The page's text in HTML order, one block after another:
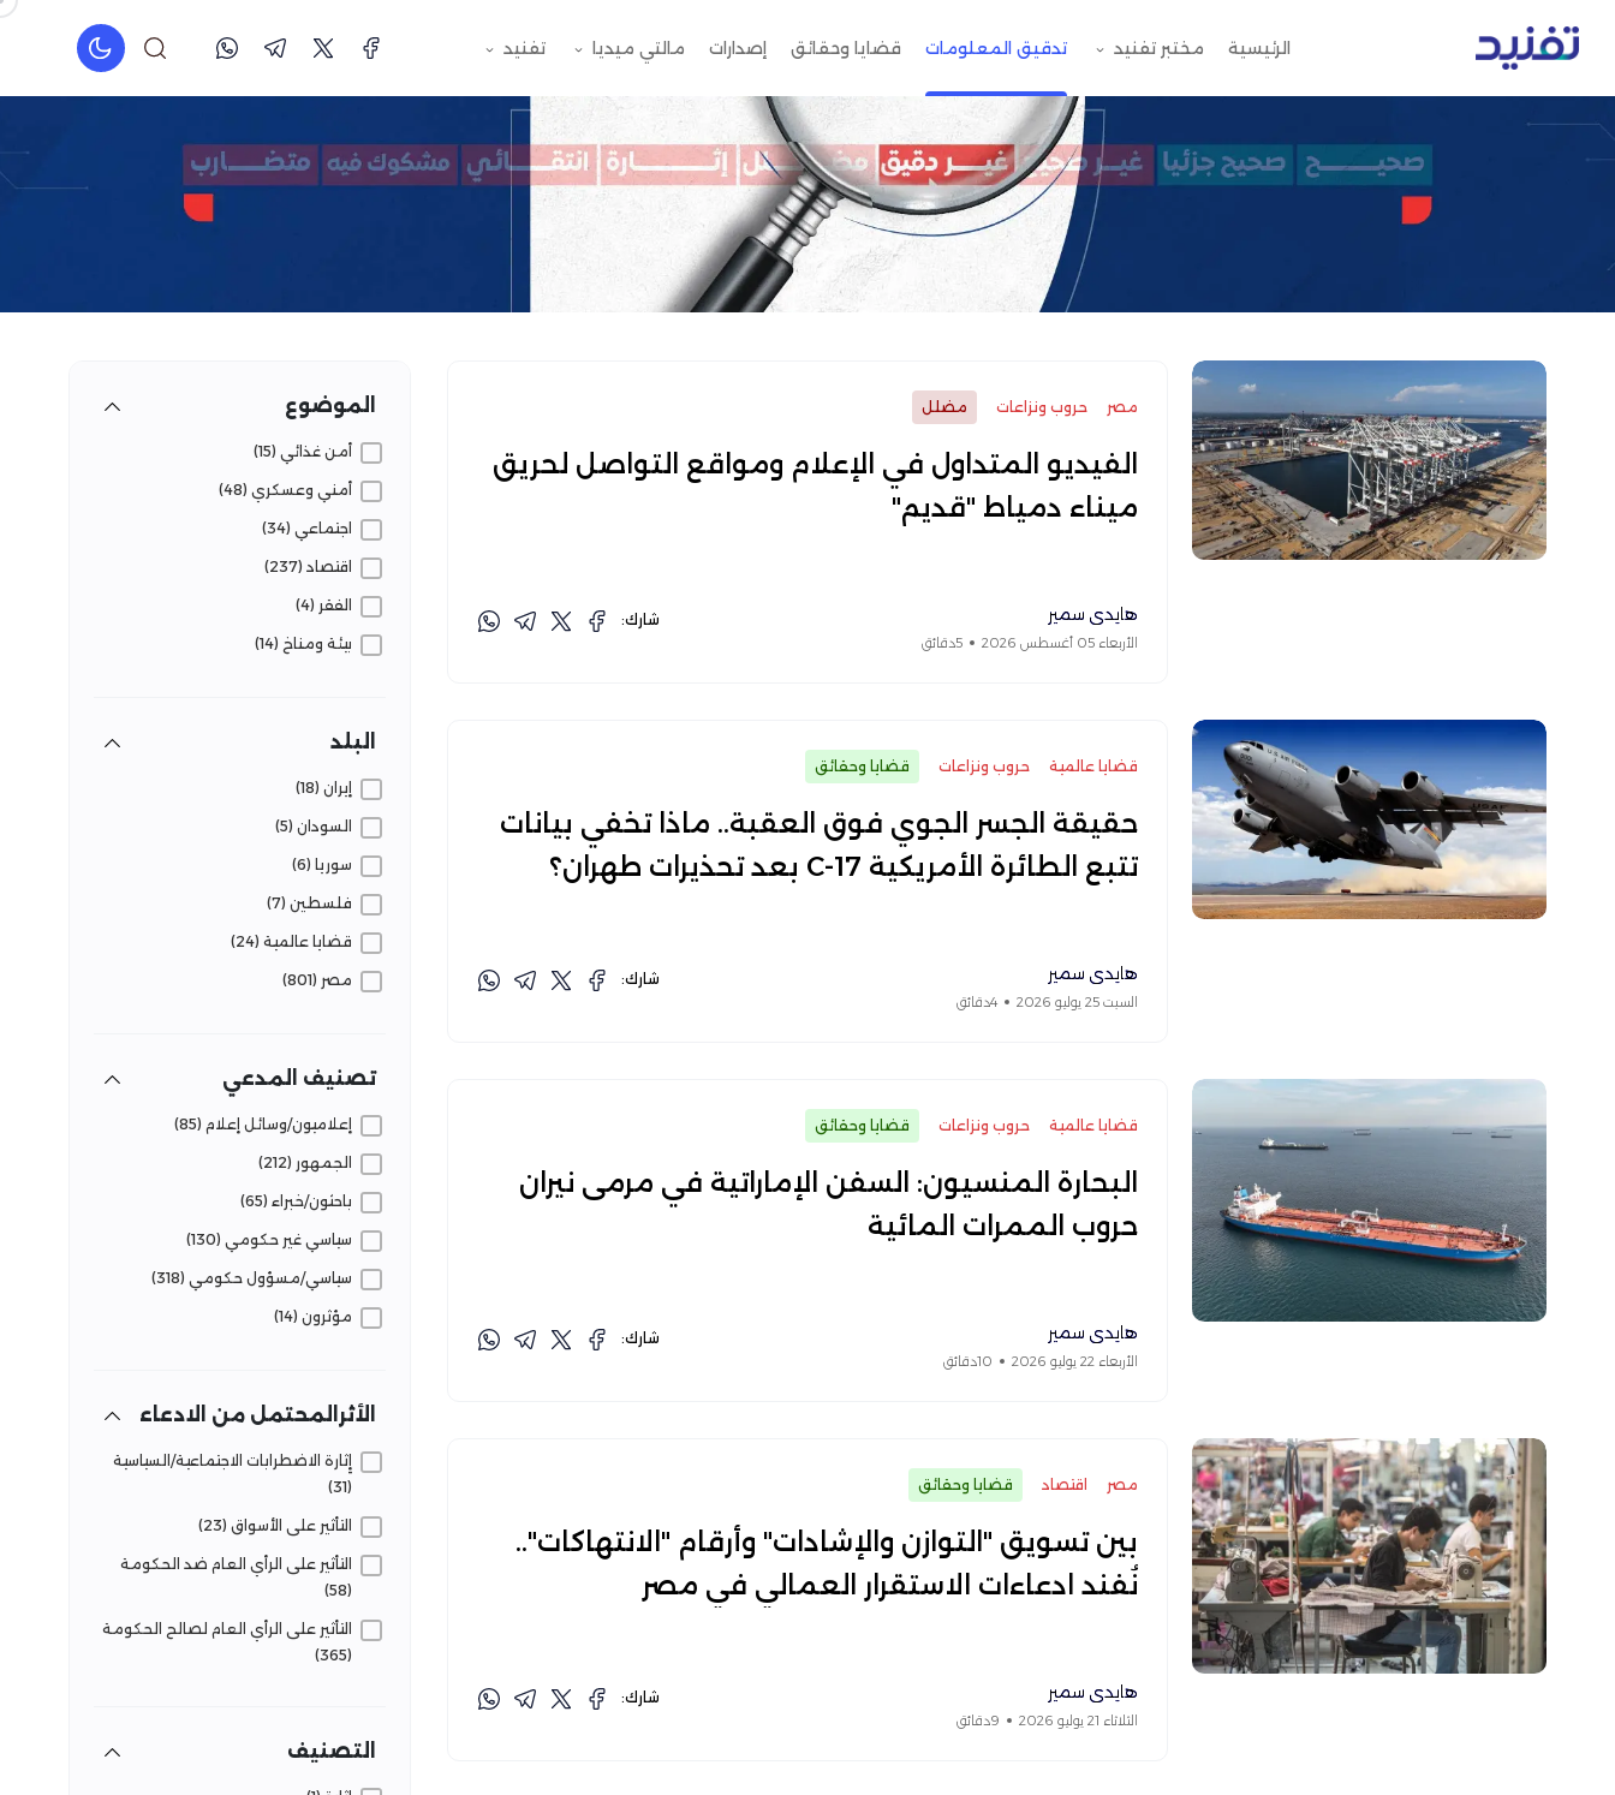
الرئيسية مختبر تفنيد تدقيق المعلومات قضايا وحقائق إصدارات مالتي ميديا تفنيد
مصر حروب ونزاعات مضلل
الفيديو المتداول في الإعلام ومواقع التواصل لحريق
ميناء دمياط "قديم"
هايدي سمير
الأربعاء 05 أغسطس 2026 5دقائق
شارك:
قضايا عالمية حروب ونزاعات قضايا وحقائق
حقيقة الجسر الجوي فوق العقبة.. ماذا تخفي بيانات
تتبع الطائرة الأمريكية C-17 بعد تحذيرات طهران؟
هايدي سمير
السبت 25 يوليو 2026 4دقائق
شارك:
قضايا عالمية حروب ونزاعات قضايا وحقائق
البحارة المنسيون: السفن الإماراتية في مرمى نيران
حروب الممرات المائية
هايدي سمير
الأربعاء 22 يوليو 2026 10دقائق
شارك:
مصر اقتصاد قضايا وحقائق
بين تسويق "التوازن والإشادات" وأرقام "الانتهاكات"..
نُفند ادعاءات الاستقرار العمالي في مصر
هايدي سمير
الثلاثاء 21 يوليو 2026 9دقائق
شارك:
الموضوع
أمن غذائي (15)
أمني وعسكري (48)
اجتماعي (34)
اقتصاد (237)
الفقر (4)
بيئة ومناخ (14)
حوكمة (28)
دين (6)
رياضة (5)
زراعة (32)
سكان (49)
سياحة وآثار (8)
صحة (54)
البلد
إيران (18)
السودان (5)
سوريا (6)
فلسطين (7)
قضايا عالمية (24)
مصر (801)
تصنيف المدعي
إعلاميون/وسائل إعلام (85)
الجمهور (212)
باحثون/خبراء (65)
سياسي غير حكومي (130)
سياسي/مسؤول حكومي (318)
مؤثرون (14)
الأثرالمحتمل من الادعاء
إِثارة الاضطرابات الاجتماعية/السياسية
(31)
التأثير على الأسواق (23)
التأثير على الرأي العام ضد الحكومة
(58)
التأثير على الرأي العام لصالح الحكومة
(365)
التلاعب بالجمهور لحصد مشاهدات
التصنيف